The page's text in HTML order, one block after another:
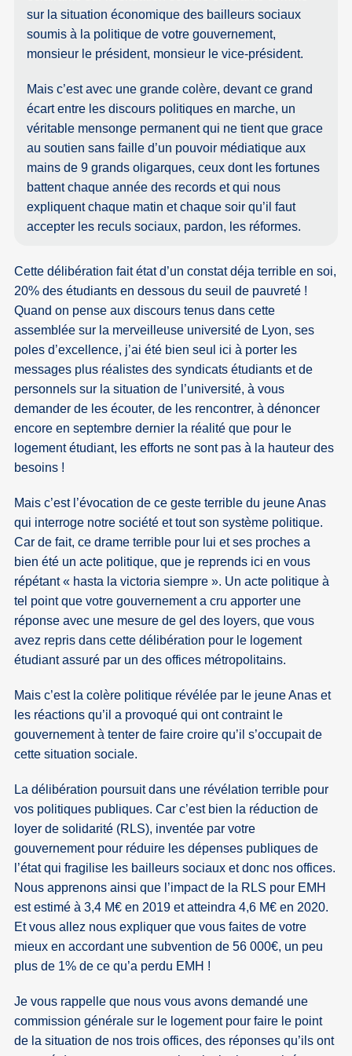
sur la situation économique des bailleurs sociaux
soumis à la politique de votre gouvernement,
monsieur le président, monsieur le vice-président.
Mais c’est avec une grande colère, devant ce grand
écart entre les discours politiques en marche, un
véritable mensonge permanent qui ne tient que grace
au soutien sans faille d’un pouvoir médiatique aux
mains de 9 grands oligarques, ceux dont les fortunes
battent chaque année des records et qui nous
expliquent chaque matin et chaque soir qu’il faut
accepter les reculs sociaux, pardon, les réformes.
Cette délibération fait état d’un constat déja terrible en soi,
20% des étudiants en dessous du seuil de pauvreté !
Quand on pense aux discours tenus dans cette
assemblée sur la merveilleuse université de Lyon, ses
poles d’excellence, j’ai été bien seul ici à porter les
messages plus réalistes des syndicats étudiants et de
personnels sur la situation de l’université, à vous
demander de les écouter, de les rencontrer, à dénoncer
encore en septembre dernier la réalité que pour le
logement étudiant, les efforts ne sont pas à la hauteur des
besoins !
Mais c’est l’évocation de ce geste terrible du jeune Anas
qui interroge notre société et tout son système politique.
Car de fait, ce drame terrible pour lui et ses proches a
bien été un acte politique, que je reprends ici en vous
répétant « hasta la victoria siempre ». Un acte politique à
tel point que votre gouvernement a cru apporter une
réponse avec une mesure de gel des loyers, que vous
avez repris dans cette délibération pour le logement
étudiant assuré par un des offices métropolitains.
Mais c’est la colère politique révélée par le jeune Anas et
les réactions qu’il a provoqué qui ont contraint le
gouvernement à tenter de faire croire qu’il s’occupait de
cette situation sociale.
La délibération poursuit dans une révélation terrible pour
vos politiques publiques. Car c’est bien la réduction de
loyer de solidarité (RLS), inventée par votre
gouvernement pour réduire les dépenses publiques de
l’état qui fragilise les bailleurs sociaux et donc nos offices.
Nous apprenons ainsi que l’impact de la RLS pour EMH
est estimé à 3,4 M€ en 2019 et atteindra 4,6 M€ en 2020.
Et vous allez nous expliquer que vous faites de votre
mieux en accordant une subvention de 56 000€, un peu
plus de 1% de ce qu’a perdu EMH !
Je vous rappelle que nous vous avons demandé une
commission générale sur le logement pour faire le point
de la situation de nos trois offices, des réponses qu’ils ont